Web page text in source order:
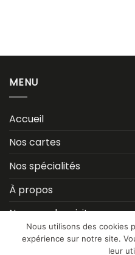
MENU
Accueil
Nos cartes
Nos spécialités
À propos
Nous rendre visite
Nous utilisons des cookies
expérience sur notre site.
leur